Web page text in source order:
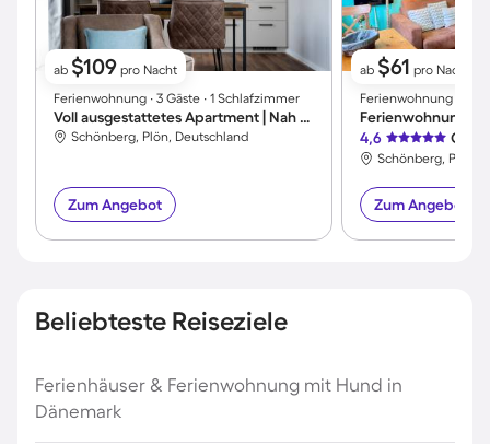
ab $109 pro Nacht
Ferienwohnung ∙ 3 Gäste ∙ 1 Schlafzimmer
Voll ausgestattetes Apartment | Nah am Strand
Schönberg, Plön, Deutschland
Zum Angebot
ab $61 pro Nacht
Ferienwohnung ∙ 3
Ferienwohnung |
4,6
Schönberg, Plön,
Zum Angebot
Beliebteste Reiseziele
Ferienhäuser & Ferienwohnung mit Hund in
Dänemark